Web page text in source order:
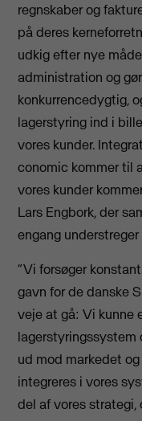
regnskaber og
på deres
udkig efter nye
administration og
konkurrencedygtig,
lagerstyring ind i
vores kunder.
conomic kommer til
vores kunder
Lars Engbork, der
engang
“Vi forsøger
gavn for de danske
veje at gå: Vi kunne
lagerstyringssystem
ud mod markedet
integreres i vores
del af vores strategi,